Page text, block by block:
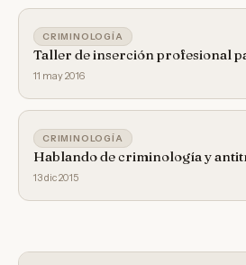
CRIMINOLOGÍA
Taller de inserción profesional
11 may 2016
CRIMINOLOGÍA
Hablando de criminología y
13 dic 2015